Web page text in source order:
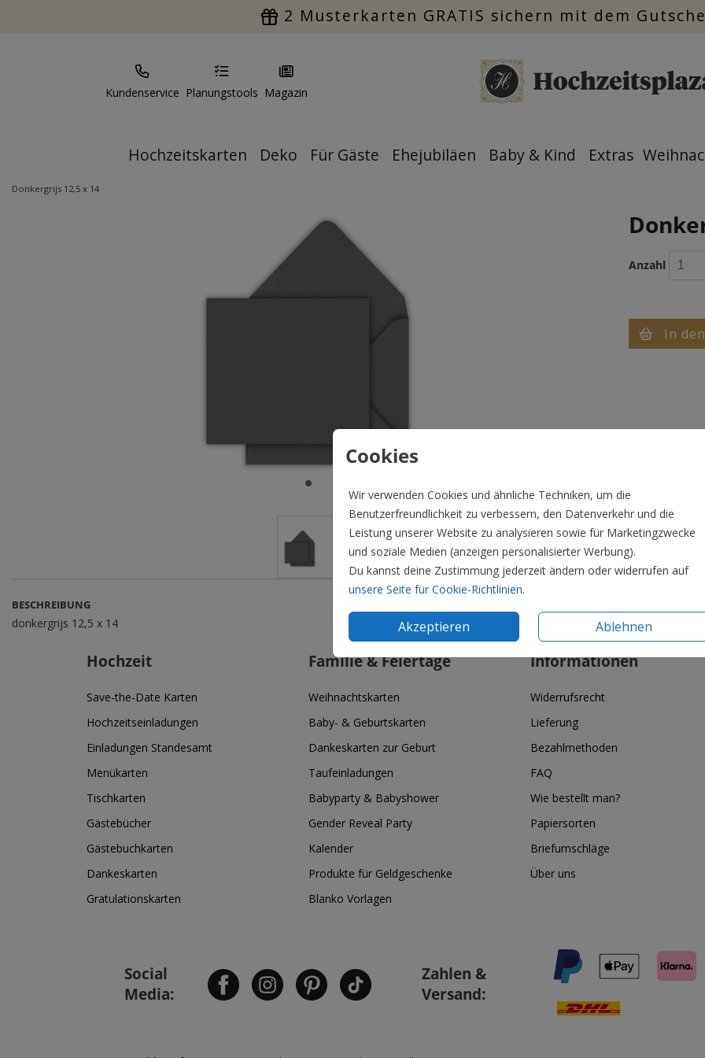
2 Musterkarten GRATIS sichern mit dem
Kundenservice Planungstools Magazin
Hochzeitskarten Deko Für Gäste Ehejubiläen Baby & Kind Extras
Cookies
Wir verwenden Cookies und ähnliche Techniken, um die
Benutzerfreundlichkeit zu verbessern, den Datenverkehr und die
Leistung unserer Website zu analysieren sowie für Marketingzwecke
und soziale Medien (anzeigen personalisierter Werbung).
Du kannst deine Zustimmung jederzeit ändern oder widerrufen auf
unsere Seite für Cookie-Richtlinien.
Akzeptieren Ablehnen
Donkergrijs 12,5 x 14
Anzahl
In
BESCHREIBUNG
donkergrijs 12,5 x 14
Hochzeit
Save-the-Date Karten
Hochzeitseinladungen
Einladungen Standesamt
Menükarten
Tischkarten
Gästebücher
Gästebuchkarten
Dankeskarten
Gratulationskarten
Familie & Feiertage
Weihnachtskarten
Baby- & Geburtskarten
Dankeskarten zur Geburt
Taufeinladungen
Babyparty & Babyshower
Gender Reveal Party
Kalender
Produkte für Geldgeschenke
Blanko Vorlagen
Informationen
Widerrufsrecht
Lieferung
Bezahlmethoden
FAQ
Wie bestellt man?
Papiersorten
Briefumschläge
Über uns
Social
Media:
Zahlen &
Versand: